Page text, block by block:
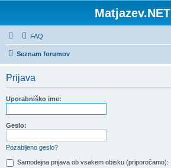
Matjazev.NET
FAQ
Seznam forumov
Prijava
Uporabniško ime:
Geslo:
Pozabljeno geslo?
Samodejna prijava ob vsakem obisku (priporočamo):